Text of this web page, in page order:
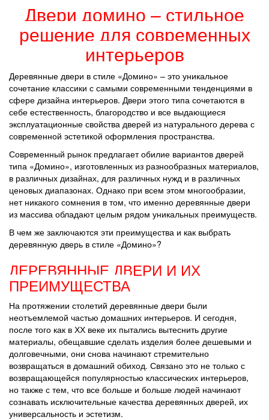
Двери домино – стильное
решение для современных
интерьеров
Деревянные двери в стиле «Домино» – это уникальное
сочетание классики с самыми современными тенденциями в
сфере дизайна интерьеров. Двери этого типа сочетаются в
себе естественность, благородство и все выдающиеся
эксплуатационные свойства дверей из натурального дерева с
современной эстетикой оформления пространства.
Современный рынок предлагает обилие вариантов дверей
типа «Домино», изготовленных из разнообразных материалов,
в различных дизайнах, для различных нужд и в различных
ценовых диапазонах. Однако при всем этом многообразии,
нет никакого сомнения в том, что именно деревянные двери
из массива обладают целым рядом уникальных преимуществ.
В чем же заключаются эти преимущества и как выбрать
деревянную дверь в стиле «Домино»?
ДЕРЕВЯННЫЕ ДВЕРИ И ИХ
ПРЕИМУЩЕСТВА
На протяжении столетий деревянные двери были
неотъемлемой частью домашних интерьеров. И сегодня,
после того как в ХХ веке их пытались вытеснить другие
материалы, обещавшие сделать изделия более дешевыми и
долговечными, они снова начинают стремительно
возвращаться в домашний обиход. Связано это не только с
возвращающейся популярностью классических интерьеров,
но также с тем, что все больше и больше людей начинают
сознавать исключительные качества деревянных дверей, их
универсальность и эстетизм.